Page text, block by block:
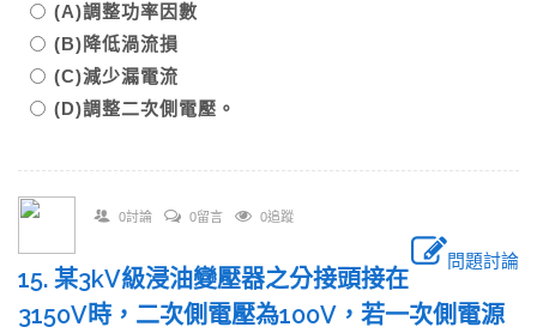
(A)調整功率因數
(B)降低渦流損
(C)減少漏電流
(D)調整二次側電壓。
0討論 0留言 0追蹤
問題討論
15. 某3kV級浸油變壓器之分接頭接在
3150V時，二次側電壓為100V，若一次側電源